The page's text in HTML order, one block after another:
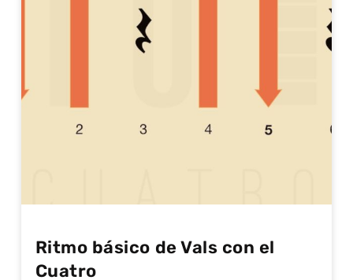
Ritmo básico de Vals con el
Cuatro